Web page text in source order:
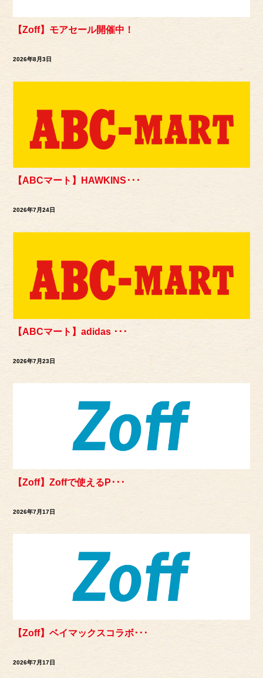
【Zoff】モアセール開催中！
2026年8月3日
【ABCマート】HAWKINS･･･
2026年7月24日
【ABCマート】adidas ･･･
2026年7月23日
【Zoff】Zoffで使えるP･･･
2026年7月17日
【Zoff】ベイマックスコラボ･･･
2026年7月17日